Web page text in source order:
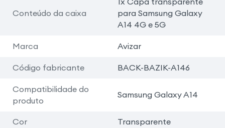
Conteúdo da caixa
para Samsung Galaxy
A14 4G e 5G
Marca Avizar
Código fabricante BACK-BAZIK-A146
Compatibilidade do
produto
Samsung Galaxy A14
Cor Transparente